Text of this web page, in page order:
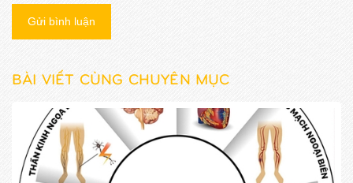
Gửi bình luận
BÀI VIẾT CÙNG CHUYÊN MỤC